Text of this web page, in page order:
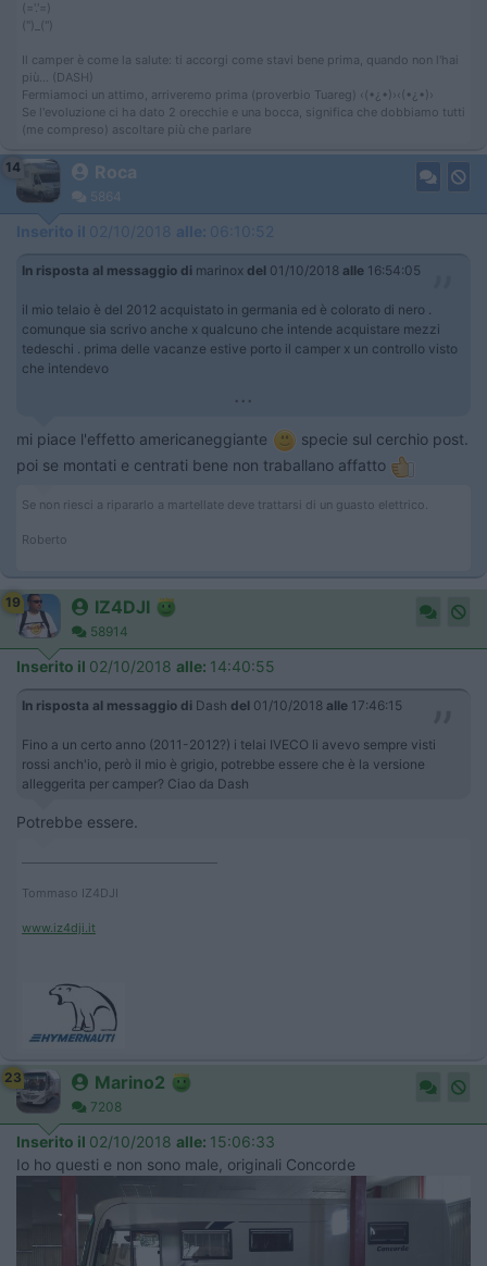
(='.'=)
('')_('')
Il camper è come la salute: ti accorgi come stavi bene prima, quando non l'hai
più... (DASH)
Fermiamoci un attimo, arriveremo prima (proverbio Tuareg) ‹(•¿•)›‹(•¿•)›
Se l'evoluzione ci ha dato 2 orecchie e una bocca, significa che dobbiamo tutti
(me compreso) ascoltare più che parlare
14 Roca
5864
Inserito il 02/10/2018 alle: 06:10:52
In risposta al messaggio di marinox del 01/10/2018 alle 16:54:05
il mio telaio è del 2012 acquistato in germania ed è colorato di nero .
comunque sia scrivo anche x qualcuno che intende acquistare mezzi
tedeschi . prima delle vacanze estive porto il camper x un controllo visto
che intendevo
...
mi piace l'effetto americaneggiante
specie sul cerchio post.
poi se montati e centrati bene non traballano affatto
Se non riesci a ripararlo a martellate deve trattarsi di un guasto elettrico.
Roberto
19 IZ4DJI
58914
Inserito il 02/10/2018 alle: 14:40:55
In risposta al messaggio di Dash del 01/10/2018 alle 17:46:15
Fino a un certo anno (2011-2012?) i telai IVECO li avevo sempre visti
rossi anch'io, però il mio è grigio, potrebbe essere che è la versione
alleggerita per camper? Ciao da Dash
Potrebbe essere.
Tommaso IZ4DJI
www.iz4dji.it
23 Marino2
7208
Inserito il 02/10/2018 alle: 15:06:33
Io ho questi e non sono male, originali Concorde